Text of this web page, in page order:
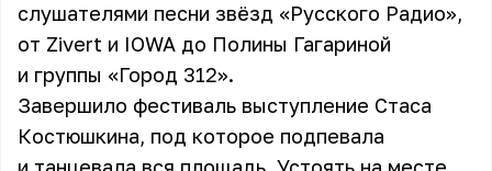
слушателями песни звёзд «Русского Радио»,
от Zivert и IOWA до Полины Гагариной
и группы «Город 312».
Завершило фестиваль выступление Стаса
Костюшкина, под которое подпевала